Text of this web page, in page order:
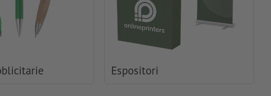
Espositori